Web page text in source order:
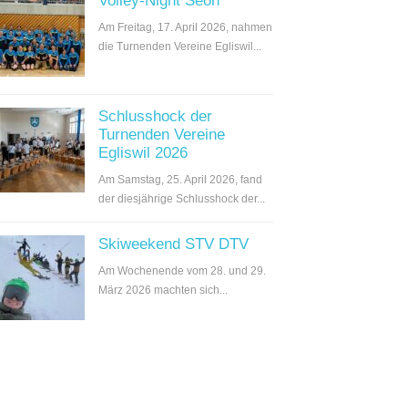
Am Freitag, 17. April 2026, nahmen
die Turnenden Vereine Egliswil...
Schlusshock der
Turnenden Vereine
Egliswil 2026
Am Samstag, 25. April 2026, fand
der diesjährige Schlusshock der...
Skiweekend STV DTV
Am Wochenende vom 28. und 29.
März 2026 machten sich...